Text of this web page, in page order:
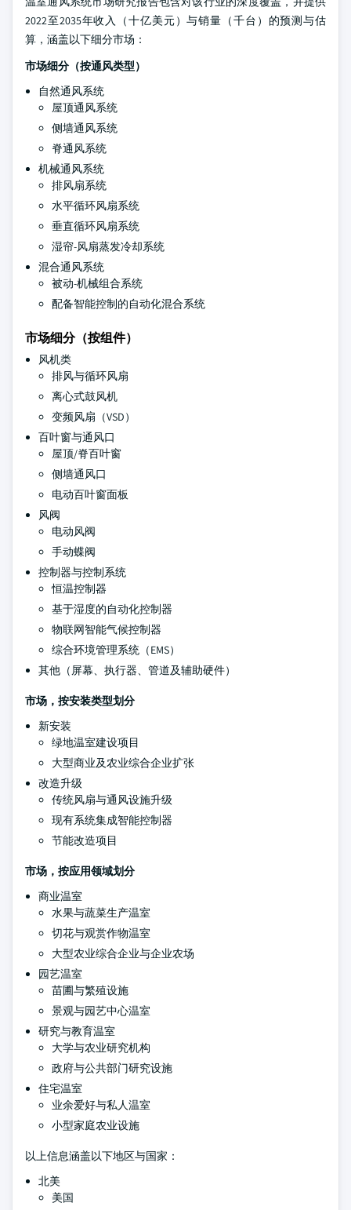
2022至2035年收入（十亿美元）与销量（千台）的预测与估
算，涵盖以下细分市场：
市场细分（按通风类型）
自然通风系统
屋顶通风系统
侧墙通风系统
脊通风系统
机械通风系统
排风扇系统
水平循环风扇系统
垂直循环风扇系统
湿帘-风扇蒸发冷却系统
混合通风系统
被动-机械组合系统
配备智能控制的自动化混合系统
市场细分（按组件）
风机类
排风与循环风扇
离心式鼓风机
变频风扇（VSD）
百叶窗与通风口
屋顶/脊百叶窗
侧墙通风口
电动百叶窗面板
风阀
电动风阀
手动蝶阀
控制器与控制系统
恒温控制器
基于湿度的自动化控制器
物联网智能气候控制器
综合环境管理系统（EMS）
其他（屏幕、执行器、管道及辅助硬件）
市场，按安装类型划分
新安装
绿地温室建设项目
大型商业及农业综合企业扩张
改造升级
传统风扇与通风设施升级
现有系统集成智能控制器
节能改造项目
市场，按应用领域划分
商业温室
水果与蔬菜生产温室
切花与观赏作物温室
大型农业综合企业与企业农场
园艺温室
苗圃与繁殖设施
景观与园艺中心温室
研究与教育温室
大学与农业研究机构
政府与公共部门研究设施
住宅温室
业余爱好与私人温室
小型家庭农业设施
以上信息涵盖以下地区与国家：
北美
美国